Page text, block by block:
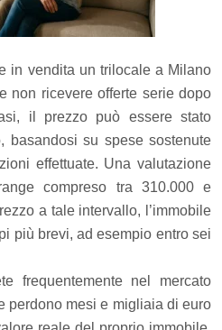
in vendita un trilocale a Milano
non ricevere offerte serie dopo
il prezzo può essere stato
basandosi su spese sostenute
effettuate. Una valutazione
compreso tra 310.000 e
a tale intervallo, l’immobile
più brevi, ad esempio entro sei
frequentemente nel mercato
perdono mesi e migliaia di euro